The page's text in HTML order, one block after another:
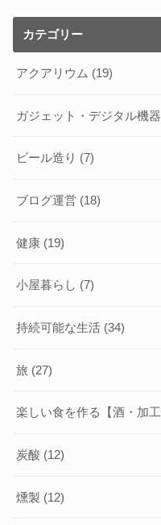
カテゴリー
アクアリウム (19)
ガジェット・デジタル機器
ビール造り (7)
ブログ運営 (18)
健康 (19)
小屋暮らし (7)
持続可能な生活 (34)
旅 (27)
楽しい食を作る【酒・加
炭酸 (12)
燻製 (12)